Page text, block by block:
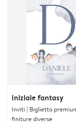
Iniziale fantasy
Inviti | Biglietto
finiture diverse